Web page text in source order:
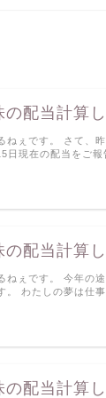
の配当計算
ねぇです。 さて、
日現在の配当をご
の配当計算
ねぇです。 今年の
。 わたしの夢は仕
の配当計算